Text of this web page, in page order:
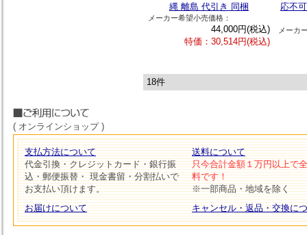
縄 離島 代引き 同梱
メーカー希望小売価格：
44,000円(税込)
特価：30,514円(税込)
応不
メーカ
18件
( オンラインショップ )
支払方法について
代金引換・クレジットカード・銀行振
込・郵便振替・ 現金書留・分割払いで
お支払い頂けます。
お届けについて
送料について
只今合計金額１万円以上で
料です！
※一部商品・地域を除く
キャンセル・返品・交換に